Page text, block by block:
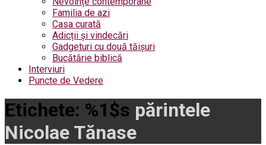
Familia de azi
Casa curată
Adicții și vindecări
Gadgeturi cu două tăișuri
Bucătărie biblică
Interviuri
Puncte de Vedere
Etichete: %1$s părintele
Nicolae Tănase